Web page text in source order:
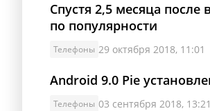
Спустя 2,5 месяца
по популярности
Телефоны 29 октября 2018, 11:01
Android 9.0 Pie
Телефоны 03 сентября 2018, 13:21